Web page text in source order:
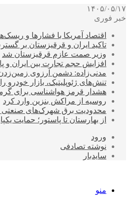
۱۴۰۵/۰۵/۱۷
خبر فوری
اقتصاد آمریکا با فشارها و
تاکید ایران و قرقیزستان بر
وزیر صمت عازم قرقیزستان شد
افزایش حجم تجارت بین ایران و پاکستان به
مدنی‌زاده: دشمن آرزوی زمین‌زدن
تنش‌های ژئوپلیتیک، بازار خودرو
هشدار قرمز هواشناسی برای گرمای ۵۰ درجه؛ بارش‌های سیل‌آسا در
روسیه از مراکش بنزین وارد کرد
محدودیت برق شهرک‌های صنعتی
از بهارستان تا پاستور؛ حمایت
ورود
نوشته تصادفی
سایدبار
منو